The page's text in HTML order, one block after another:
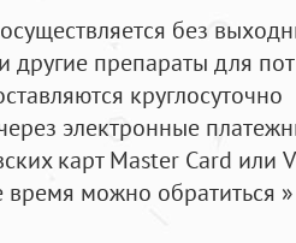
без
другие препараты для
круглосуточно
электронные
карт Master Card или
время можно обратиться